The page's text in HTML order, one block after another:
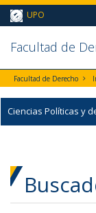
Ir al contenido
Ir a la cabecera
Ir al pie de la
Ir al menú
UPO
Facultad de
Facultad de Derecho
Ciencias Políticas y